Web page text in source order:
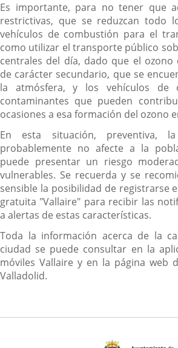
Es importante, para no tener que
restrictivas, que se reduzcan todo
vehículos de combustión para el
como utilizar el transporte público
centrales del día, dado que el
de carácter secundario, que se
la atmósfera, y los vehículos de
contaminantes que pueden
ocasiones a esa formación del ozono
En esta situación, preventiva,
probablemente no afecte a la
puede presentar un riesgo
vulnerables. Se recuerda y se
sensible la posibilidad de registrarse
gratuita "Vallaire" para recibir las
a alertas de estas características.
Toda la información acerca de la
ciudad se puede consultar en la
móviles Vallaire y en la página web
Valladolid.